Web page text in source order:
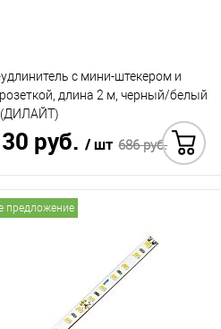
с мини-штекером и
длина 2 м, черный/белый
(ДИЛАЙТ)
руб./ шт 686 руб.
Купить в 1 клик
предложение